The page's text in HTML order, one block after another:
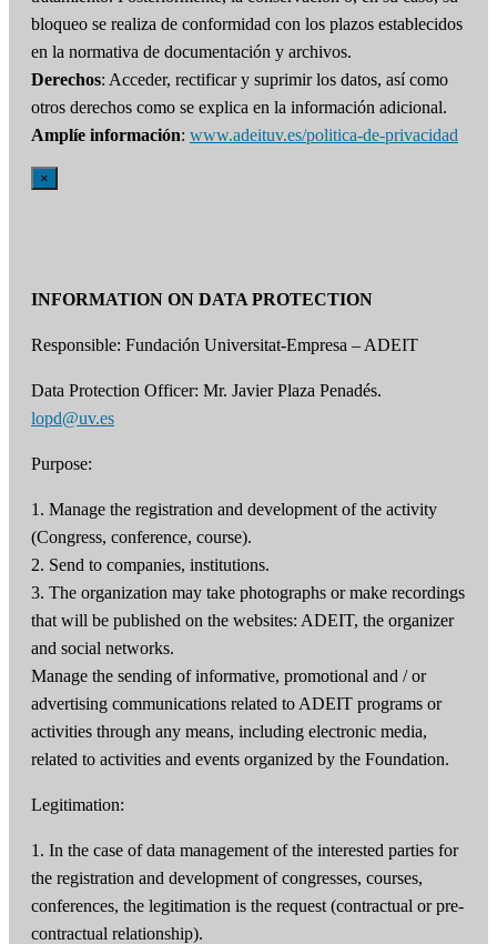
bloqueo se realiza de conformidad con los plazos establecidos
en la normativa de documentación y archivos.
Derechos: Acceder, rectificar y suprimir los datos, así como
otros derechos como se explica en la información adicional.
Amplíe información: www.adeituv.es/politica-de-privacidad
×
INFORMATION ON DATA PROTECTION
Responsible: Fundación Universitat-Empresa – ADEIT
Data Protection Officer: Mr. Javier Plaza Penadés.
lopd@uv.es
Purpose:
1. Manage the registration and development of the activity
(Congress, conference, course).
2. Send to companies, institutions.
3. The organization may take photographs or make recordings
that will be published on the websites: ADEIT, the organizer
and social networks.
Manage the sending of informative, promotional and / or
advertising communications related to ADEIT programs or
activities through any means, including electronic media,
related to activities and events organized by the Foundation.
Legitimation:
1. In the case of data management of the interested parties for
the registration and development of congresses, courses,
conferences, the legitimation is the request (contractual or pre-
contractual relationship).